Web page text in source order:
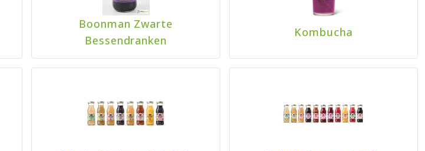
Boonman Zwarte
Bessendranken
Kombucha